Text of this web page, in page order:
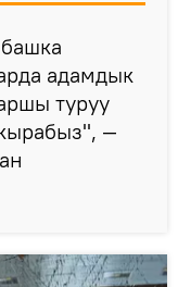
адамдык
туруу
—